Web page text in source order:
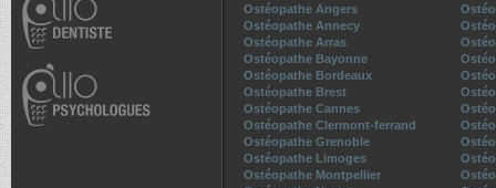
Ostéopathe Angers
Ostéopathe Annecy
Ostéopathe Arras
Ostéopathe Bayonne
Ostéopathe Bordeaux
Ostéopathe Brest
Ostéopathe Cannes
Ostéopathe Clermont-ferrand
Ostéopathe Grenoble
Ostéopathe Limoges
Ostéopathe Montpellier